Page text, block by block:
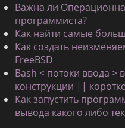
Важна ли
программиста?
Как найти самые
Как создать
FreeBSD
Bash < потоки ввода
конструкции ||
Как запустить
вывода какого либо